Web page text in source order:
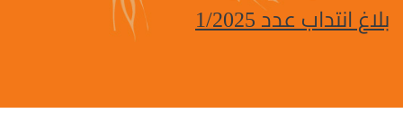
بلاغ انتداب عدد 1/2025